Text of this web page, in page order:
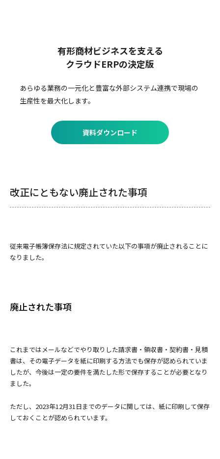
有形商材ビジネスを支える
クラウドERPの決定版
あらゆる業務の一元化と豊富な外部システム連携で現場の
生産性を最大化します。
資料ダウンロード
改正にともない廃止された事項
従来電子帳簿保存法に規定されていた以下の事項が廃止されることに
なりました。
廃止された事項
これまではメールなどでやり取りした請求書・領収書・契約書・⾒積
書は、その電子データを紙に印刷する方法でも保存が認められていま
したが、今後は一定の要件を満たした形で保存することが必要となり
ました。
ただし、2023年12月31日までのデータに関しては、紙に印刷して保存
しておくことが認められています。